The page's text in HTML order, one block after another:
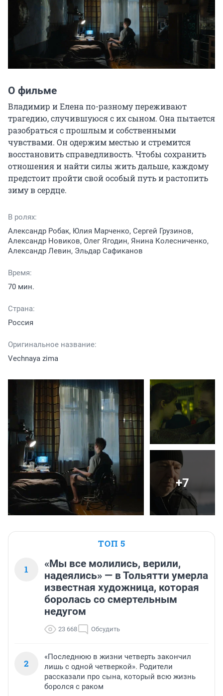
О фильме
Владимир и Елена по-разному переживают
трагедию, случившуюся с их сыном. Она пытается
разобраться с прошлым и собственными
чувствами. Он одержим местью и стремится
восстановить справедливость. Чтобы сохранить
отношения и найти силы жить дальше, каждому
предстоит пройти свой особый путь и растопить
зиму в сердце.
В ролях:
Александр Робак, Юлия Марченко, Сергей Грузинов,
Александр Новиков, Олег Ягодин, Янина Колесниченко,
Александр Левин, Эльдар Сафиканов
Время:
70 мин.
Страна:
Россия
Оригинальное название:
Vechnaya zima
+7
ТОП 5
1
«Мы все молились, верили,
надеялись» — в Тольятти умерла
известная художница, которая
боролась со смертельным
недугом
23 668 Обсудить
2
«Последнюю в жизни четверть закончил
лишь с одной четверкой». Родители
рассказали про сына, который всю жизнь
боролся с раком